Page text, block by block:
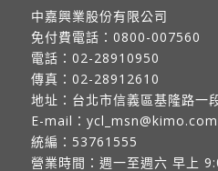
中嘉興業股份有限公司
免付費電話： 0800-007560
電話： 02-28910950
傳真： 02-28912610
地址： 台北市信義區基隆路一
E-mail： ycl_msn@kimo.com
統編：53761555
營業時間：週一至週六 早上